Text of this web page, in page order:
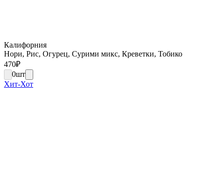
Калифорния
Нори, Рис, Огурец, Сурими микс, Креветки, Тобико
470₽
0шт
Хит-Хот